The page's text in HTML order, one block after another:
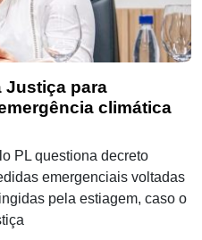
Justiça para
climática
PL questiona decreto
emergenciais voltadas
pela estiagem, caso o